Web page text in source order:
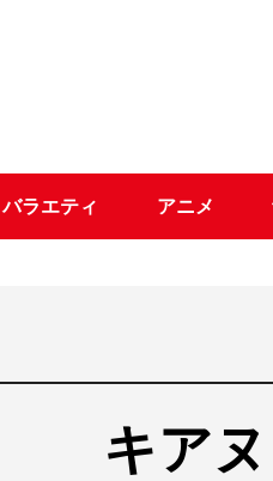
バラエティ アニメ
キア